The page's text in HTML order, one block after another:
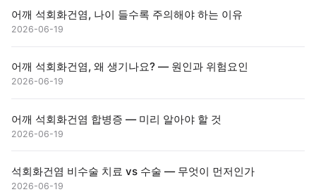
어깨 석회화건염, 나이 들수록 주의해야 하는 이유
2026-06-19
어깨 석회화건염, 왜 생기나요? — 원인과 위험요인
2026-06-19
어깨 석회화건염 합병증 — 미리 알아야 할 것
2026-06-19
석회화건염 비수술 치료 vs 수술 — 무엇이 먼저인가
2026-06-19